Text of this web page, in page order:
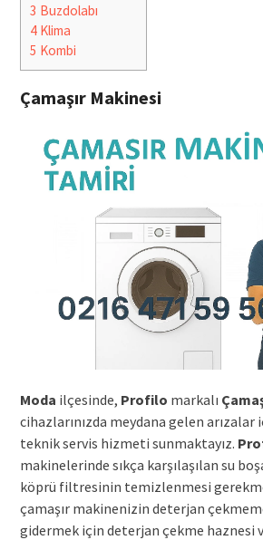
3 Buzdolabı
4Klima
5 Kombi
Çamaşır Makinesi
Moda ilçesinde, Profilo markalı
cihazlarınızda meydana gelen
teknik servis hizmeti sunmaktayız.
makinelerinde sıkça karşılaşılan su
köprü filtresinin temizlenmesi
çamaşır makinenizin deterjan
gidermek için deterjan çekme haznesi